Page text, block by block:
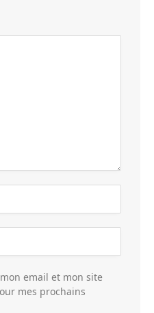
email et mon site
mes prochains